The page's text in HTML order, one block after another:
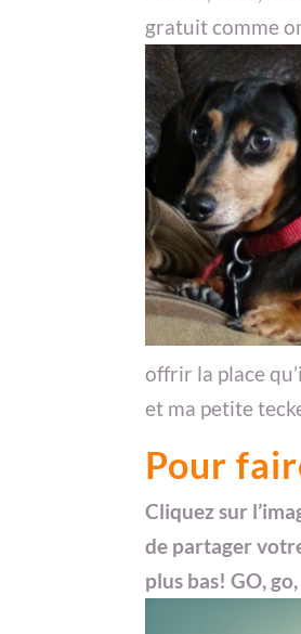
gratuit comme
offrir la place
et ma petite
Pour
Cliquez sur
de partager
plus bas! GO,